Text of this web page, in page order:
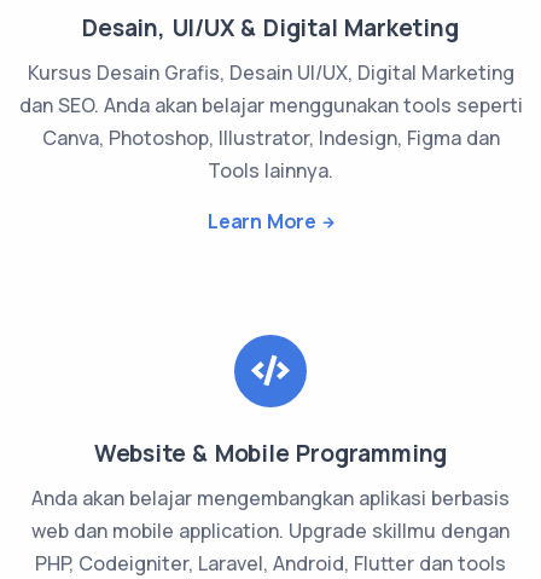
Desain, UI/UX & Digital Marketing
Kursus Desain Grafis, Desain UI/UX, Digital Marketing
dan SEO. Anda akan belajar menggunakan tools seperti
Canva, Photoshop, Illustrator, Indesign, Figma dan
Tools lainnya.
Learn More
Website & Mobile Programming
Anda akan belajar mengembangkan aplikasi berbasis
web dan mobile application. Upgrade skillmu dengan
PHP, Codeigniter, Laravel, Android, Flutter dan tools